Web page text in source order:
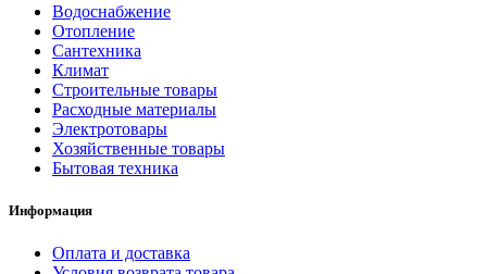
Водоснабжение
Отопление
Сантехника
Климат
Строительные товары
Расходные материалы
Электротовары
Хозяйственные товары
Бытовая техника
Информация
Оплата и доставка